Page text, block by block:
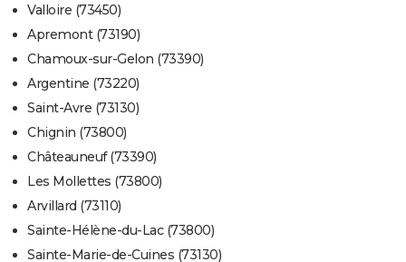
Valloire (73450)
Apremont (73190)
Chamoux-sur-Gelon (73390)
Argentine (73220)
Saint-Avre (73130)
Chignin (73800)
Châteauneuf (73390)
Les Mollettes (73800)
Arvillard (73110)
Sainte-Hélène-du-Lac (73800)
Sainte-Marie-de-Cuines (73130)